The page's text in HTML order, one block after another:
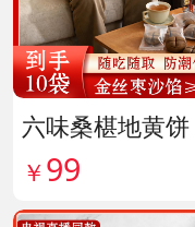
￥ 99